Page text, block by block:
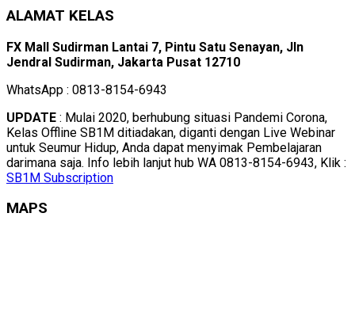
ALAMAT KELAS
FX Mall Sudirman Lantai 7, Pintu Satu Senayan, Jln
Jendral Sudirman, Jakarta Pusat 12710
WhatsApp : 0813-8154-6943
UPDATE : Mulai 2020, berhubung situasi Pandemi Corona,
Kelas Offline SB1M ditiadakan, diganti dengan Live Webinar
untuk Seumur Hidup, Anda dapat menyimak Pembelajaran
darimana saja. Info lebih lanjut hub WA 0813-8154-6943, Klik :
SB1M Subscription
MAPS